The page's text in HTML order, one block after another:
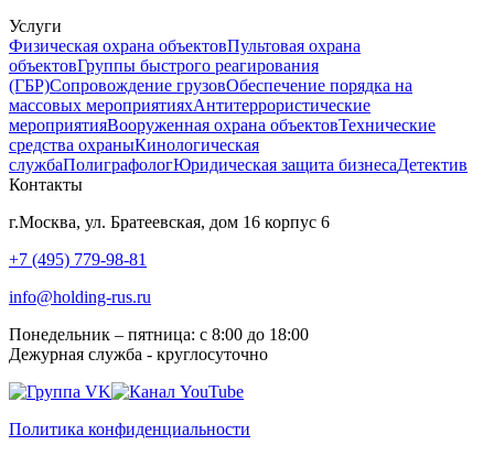
Услуги
Физическая охрана объектовПультовая охрана
объектовГруппы быстрого реагирования
(ГБР)Сопровождение грузовОбеспечение порядка на
массовых мероприятияхАнтитеррористические
мероприятияВооруженная охрана объектовТехнические
средства охраныКинологическая
службаПолиграфологЮридическая защита бизнесаДетектив
Контакты
г.Москва, ул. Братеевская, дом 16 корпус 6
+7 (495) 779-98-81
info@holding-rus.ru
Понедельник – пятница: с 8:00 до 18:00
Дежурная служба - круглосуточно
Политика конфиденциальности